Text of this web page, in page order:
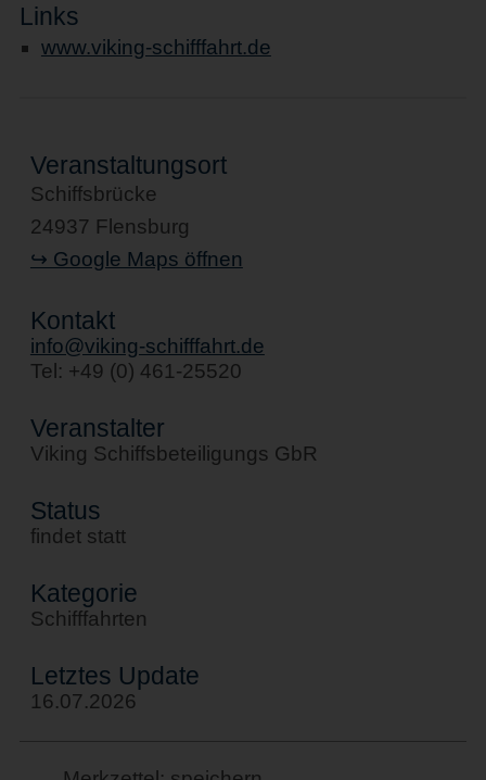
Links
www.viking-schifffahrt.de
Veranstaltungsort
Schiffsbrücke
24937 Flensburg
↪ Google Maps öffnen
Kontakt
info@viking-schifffahrt.de
Tel: +49 (0) 461-25520
Veranstalter
Viking Schiffsbeteiligungs GbR
Status
findet statt
Kategorie
Schifffahrten
Letztes Update
16.07.2026